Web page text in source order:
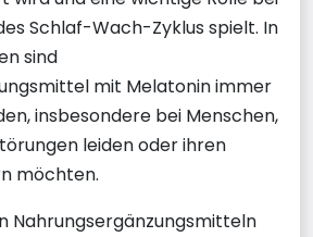
Schlaf-Wach-Zyklus spielt. In
sind
mit Melatonin immer
insbesondere bei Menschen,
leiden oder ihren
möchten.
Nahrungsergänzungsmitteln